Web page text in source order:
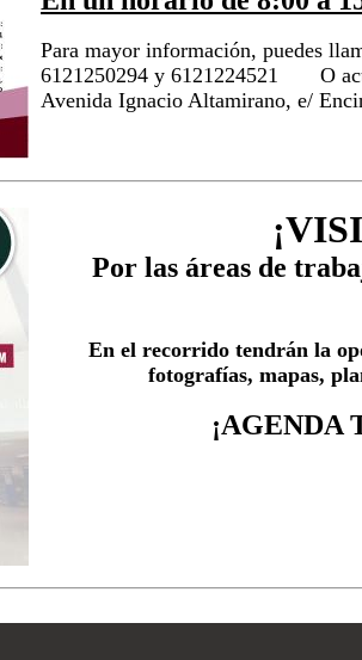
Para mayor información, puedes
6121250294 y 6121224521 O
Avenida Ignacio Altamirano, e/
Por las áreas de
En el recorrido tendrán la
fotografías, mapas,
¡AGENDA